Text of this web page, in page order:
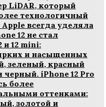
LiDAR‚ который
технологичный
всегда уделяла
12 не стал
и 12 mini:
и насыщенных
зеленый‚ красный
черный. iPhone 12 Pro
более
оттенками:
золотой и